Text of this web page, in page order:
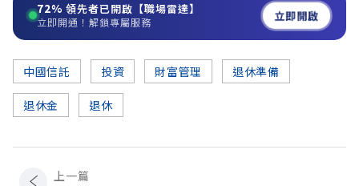
72% 領先者已開啟【職場雷達】
立即開通！解鎖專屬服務 立即開啟
中國信託 投資 財富管理 退休準備
退休金 退休
上一篇